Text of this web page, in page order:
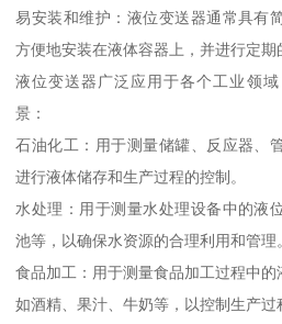
易安装和维护：液位变送器通常具有
方便地安装在液体容器上，并进行定期
液位变送器广泛应用于各个工业领
景：
石油化工：用于测量储罐、反应器、
进行液体储存和生产过程的控制。
水处理：用于测量水处理设备中的液
池等，以确保水资源的合理利用和管理
食品加工：用于测量食品加工过程中的
如酒精、果汁、牛奶等，以控制生产过